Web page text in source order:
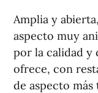
Amplia y
aspecto muy
por la calidad y
ofrece, con
de aspecto